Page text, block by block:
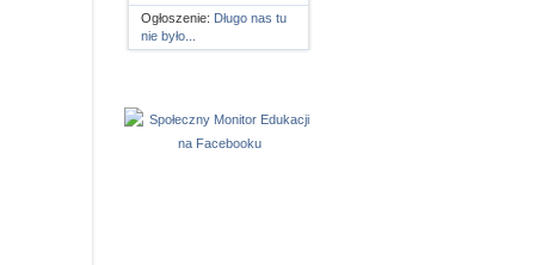
Ogłoszenie: Długo nas tu
nie było...